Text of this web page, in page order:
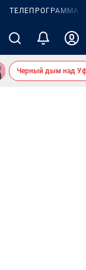
ТЕЛЕПРОГРАММА
Черный дым над